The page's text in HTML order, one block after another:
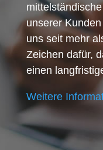
unserer
uns seit mehr
Zeichen dafür,
einen
Weitere